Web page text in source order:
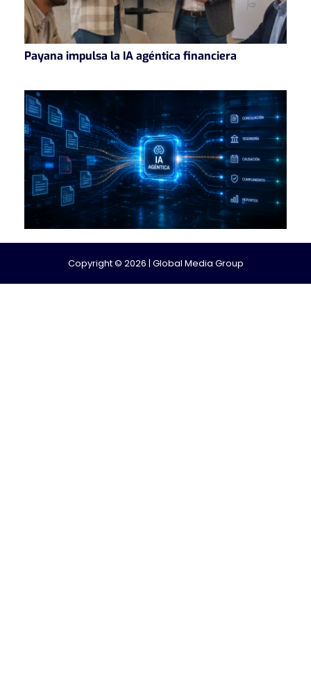
Payana impulsa la IA agéntica financiera